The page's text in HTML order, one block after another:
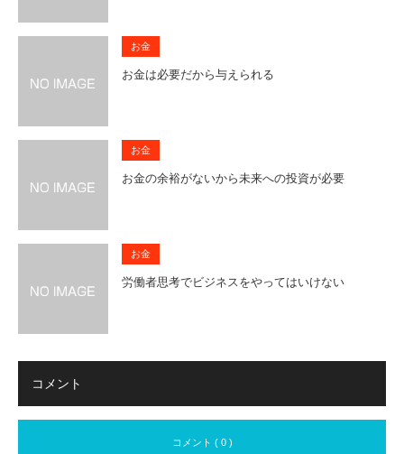
お金
お金は必要だから与えられる
お金
お金の余裕がないから未来への投資が必要
お金
労働者思考でビジネスをやってはいけない
コメント
コメント ( 0 )